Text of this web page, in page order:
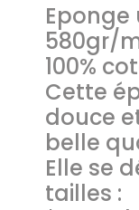
Eponge
580gr/
100%
Cette
douce
belle
Elle se
tailles :